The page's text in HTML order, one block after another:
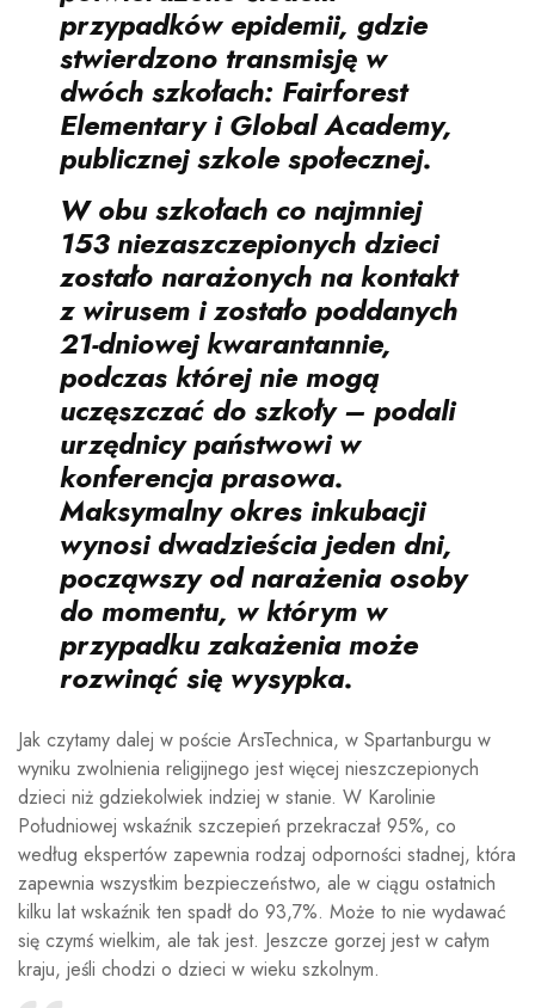
przypadków epidemii, gdzie
stwierdzono transmisję w
dwóch szkołach: Fairforest
Elementary i Global Academy,
publicznej szkole społecznej.
W obu szkołach co najmniej
153 niezaszczepionych dzieci
zostało narażonych na kontakt
z wirusem i zostało poddanych
21-dniowej kwarantannie,
podczas której nie mogą
uczęszczać do szkoły – podali
urzędnicy państwowi w
konferencja prasowa.
Maksymalny okres inkubacji
wynosi dwadzieścia jeden dni,
począwszy od narażenia osoby
do momentu, w którym w
przypadku zakażenia może
rozwinąć się wysypka.
Jak czytamy dalej w poście ArsTechnica, w Spartanburgu w
wyniku zwolnienia religijnego jest więcej nieszczepionych
dzieci niż gdziekolwiek indziej w stanie. W Karolinie
Południowej wskaźnik szczepień przekraczał 95%, co
według ekspertów zapewnia rodzaj odporności stadnej, która
zapewnia wszystkim bezpieczeństwo, ale w ciągu ostatnich
kilku lat wskaźnik ten spadł do 93,7%. Może to nie wydawać
się czymś wielkim, ale tak jest. Jeszcze gorzej jest w całym
kraju, jeśli chodzi o dzieci w wieku szkolnym.